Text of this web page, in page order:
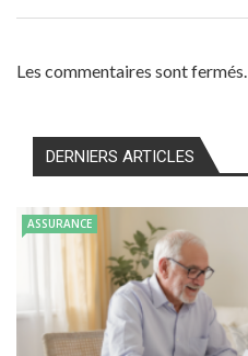
Les commentaires sont fermés.
DERNIERS ARTICLES
ASSURANCE